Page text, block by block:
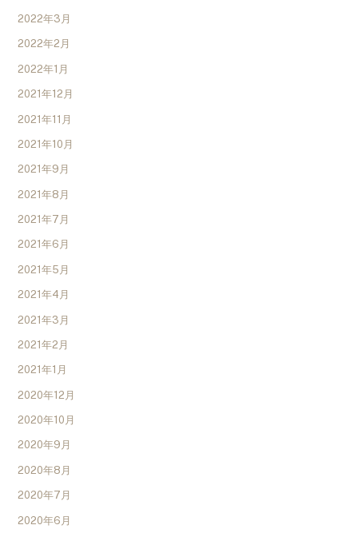
2022年3月
2022年2月
2022年1月
2021年12月
2021年11月
2021年10月
2021年9月
2021年8月
2021年7月
2021年6月
2021年5月
2021年4月
2021年3月
2021年2月
2021年1月
2020年12月
2020年10月
2020年9月
2020年8月
2020年7月
2020年6月